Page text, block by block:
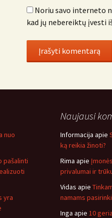
Noriu savo interneto
kad jų nebereiktų įvesti
nuo
pašalinti
yra
Naujausi
Informacija apie
ką reikia žinoti?
Rima apie
privalumai ir
Vidas apie
namams
Inga apie 10